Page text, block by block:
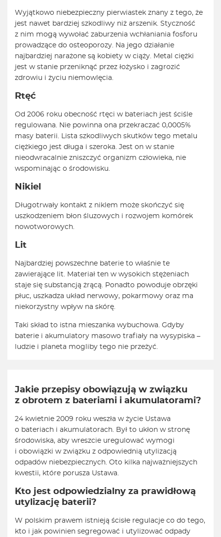
Wyjątkowo niebezpieczny pierwiastek znany z tego, że
jest nawet bardziej szkodliwy niż arszenik. Styczność
z nim mogą wywołać zaburzenia wchłaniania fosforu
prowadzące do osteoporozy. Na jego działanie
najbardziej narażone są kobiety w ciąży. Metal ciężki
jest w stanie przeniknąć przez łożysko i zagrozić
zdrowiu i życiu niemowlęcia.
Rtęć
Od 2006 roku obecność rtęci w bateriach jest ściśle
regulowana. Nie powinna ona przekraczać 0,0005%
masy baterii. Lista szkodliwych skutków tego metalu
ciężkiego jest długa i szeroka. Jest on w stanie
nieodwracalnie zniszczyć organizm człowieka, nie
wspominając o środowisku.
Nikiel
Długotrwały kontakt z niklem może skończyć się
uszkodzeniem błon śluzowych i rozwojem komórek
nowotworowych.
Lit
Najbardziej powszechne baterie to właśnie te
zawierające lit. Materiał ten w wysokich stężeniach
staje się substancją żrącą. Ponadto powoduje obrzęki
płuc, uszkadza układ nerwowy, pokarmowy oraz ma
niekorzystny wpływ na skórę.
Taki skład to istna mieszanka wybuchowa. Gdyby
baterie i akumulatory masowo trafiały na wysypiska –
ludzie i planeta mogliby tego nie przeżyć.
Jakie przepisy obowiązują w związku
z obrotem z bateriami i akumulatorami?
24 kwietnie 2009 roku weszła w życie Ustawa
o bateriach i akumulatorach. Był to ukłon w stronę
środowiska, aby wreszcie uregulować wymogi
i obowiązki w związku z odpowiednią utylizacją
odpadów niebezpiecznych. Oto kilka najważniejszych
kwestii, które porusza Ustawa.
Kto jest odpowiedzialny za prawidłową
utylizację baterii?
W polskim prawem istnieją ścisłe regulacje co do tego,
kto i jak powinien segregować i utylizować odpady